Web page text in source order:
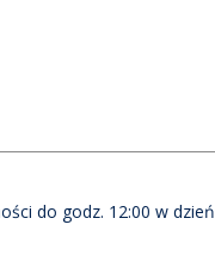
do godz. 12:00 w dzień